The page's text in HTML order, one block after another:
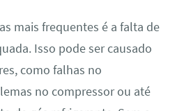
mais frequentes é a falta de
Isso pode ser causado
como falhas no
no compressor ou até